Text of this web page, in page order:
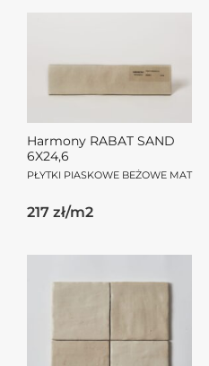
Harmony RABAT SAND
6X24,6
PŁYTKI PIASKOWE BEŻOWE MAT
217 zł/m2